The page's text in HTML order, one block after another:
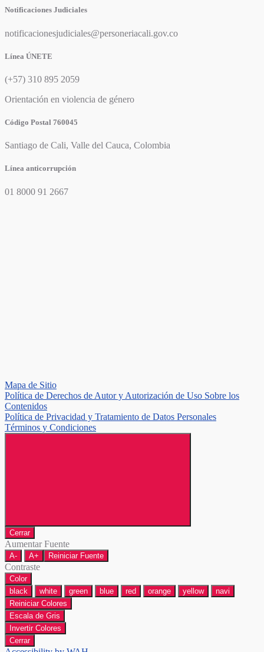
Notificaciones Judiciales
notificacionesjudiciales@personeriacali.gov.co
Línea ÚNETE
(+57) 310 895 2059
Orientación en violencia de género
Código Postal 760045
Santiago de Cali, Valle del Cauca, Colombia
Línea anticorrupción
01 8000 91 2667
Mapa de Sitio
Política de Derechos de Autor y Autorización de Uso Sobre los
Contenidos
Política de Privacidad y Tratamiento de Datos Personales
Términos y Condiciones
Cerrar
Aumentar Fuente
A- A+ Reiniciar Fuente
Contraste
Color
black
white green blue red orange yellow
navi
Reiniciar Colores
Escala de Gris
Invertir Colores
Cerrar